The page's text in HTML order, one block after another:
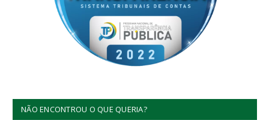
NÃO ENCONTROU O QUE QUERIA?